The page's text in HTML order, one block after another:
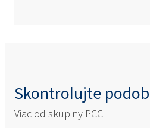
Skontrolujte
Viac od skupiny PCC